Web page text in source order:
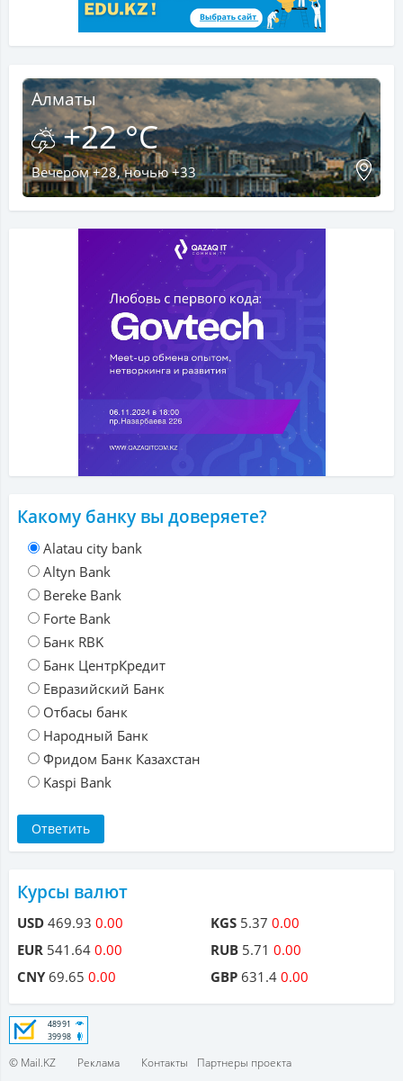
Алматы
+22 °C
Вечером +28, ночью +33
Какому банку вы доверяете?
Alatau city bank
Altyn Bank
Bereke Bank
Forte Bank
Банк RBK
Банк ЦентрКредит
Евразийский Банк
Отбасы банк
Народный Банк
Фридом Банк Казахстан
Kaspi Bank
Курсы валют
USD 469.93 0.00
EUR 541.64 0.00
CNY69.65 0.00
KGS 5.37 0.00
RUB 5.71 0.00
GBP 631.4 0.00
© Mail.KZ Реклама Контакты Партнеры проекта